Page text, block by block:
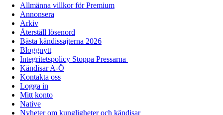
Allmänna villkor för Premium
Annonsera
Arkiv
Återställ lösenord
Bästa kändissajterna 2026
Bloggnytt
Integritetspolicy Stoppa Pressarna
Kändisar A-Ö
Kontakta oss
Logga in
Mitt konto
Native
Nyheter om kungligheter och kändisar